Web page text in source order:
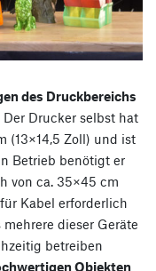
des Druckbereichs
Der Drucker selbst hat
(13×14,5 Zoll) und ist
Betrieb benötigt er
von ca. 35×45 cm
Kabel erforderlich
dieser Geräte
betreiben
Objekten